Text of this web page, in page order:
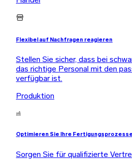
Flexibel auf Nachfragen reagieren
Stellen Sie sicher, dass bei
das richtige Personal mit den
verfügbar ist.
Produktion
Optimieren Sie Ihre Fertigungsprozesse
Sorgen Sie für qualifizierte